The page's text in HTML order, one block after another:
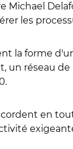
les
la forme
un réseau
en